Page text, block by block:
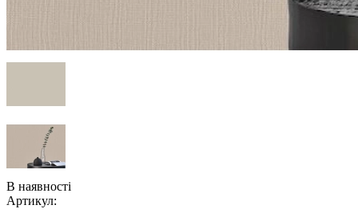
В наявності
Артикул: